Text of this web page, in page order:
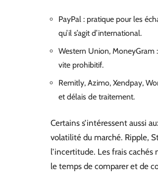
PayPal : pratique pour les
qu’il s’agit d’international.
Western Union, MoneyGram
vite prohibitif.
Remitly, Azimo, Xendpay,
et délais de traitement.
Certains s’intéressent aussi
volatilité du marché. Ripple,
l’incertitude. Les frais cachés
le temps de comparer et de